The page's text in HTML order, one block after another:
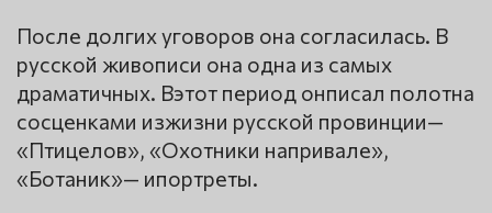
После долгих уговоров она согласилась. В
русской живописи она одна из самых
драматичных. Вэтот период онписал полотна
сосценками изжизни русской провинции—
«Птицелов», «Охотники напривале»,
«Ботаник»— ипортреты.